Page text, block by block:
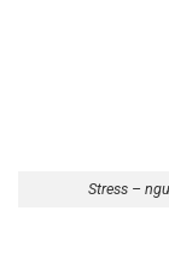
Stress –